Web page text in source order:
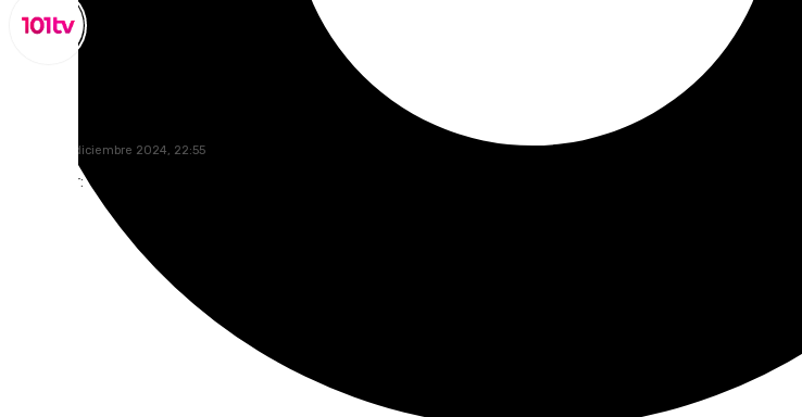
sábado, 21 diciembre 2024, 22:55
Compartir: